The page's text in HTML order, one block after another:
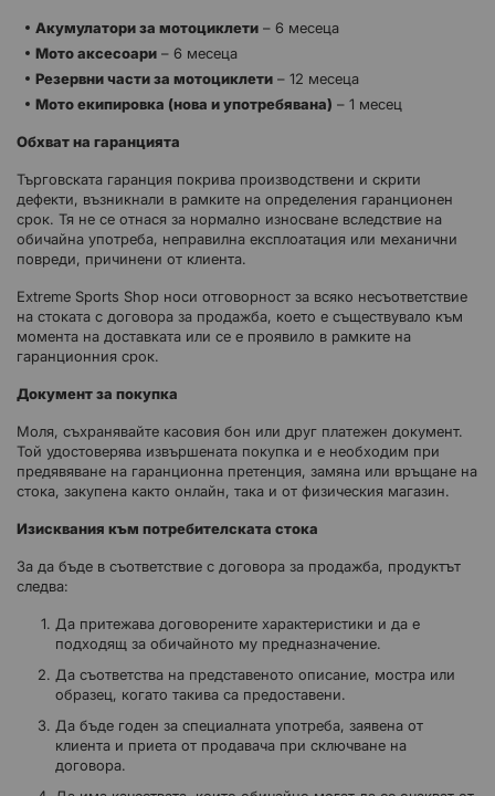
Акумулатори за мотоциклети – 6 месеца
Мото аксесоари – 6 месеца
Резервни части за мотоциклети – 12 месеца
Мото екипировка (нова и употребявана) – 1 месец
Обхват на гаранцията
Търговската гаранция покрива производствени и скрити
дефекти, възникнали в рамките на определения гаранционен
срок. Тя не се отнася за нормално износване вследствие на
обичайна употреба, неправилна експлоатация или механични
повреди, причинени от клиента.
Extreme Sports Shop носи отговорност за всяко несъответствие
на стоката с договора за продажба, което е съществувало към
момента на доставката или се е проявило в рамките на
гаранционния срок.
Документ за покупка
Моля, съхранявайте касовия бон или друг платежен документ.
Той удостоверява извършената покупка и е необходим при
предявяване на гаранционна претенция, замяна или връщане на
стока, закупена както онлайн, така и от физическия магазин.
Изисквания към потребителската стока
За да бъде в съответствие с договора за продажба, продуктът
следва:
Да притежава договорените характеристики и да е
подходящ за обичайното му предназначение.
Да съответства на представеното описание, мостра или
образец, когато такива са предоставени.
Да бъде годен за специалната употреба, заявена от
клиента и приета от продавача при сключване на
договора.